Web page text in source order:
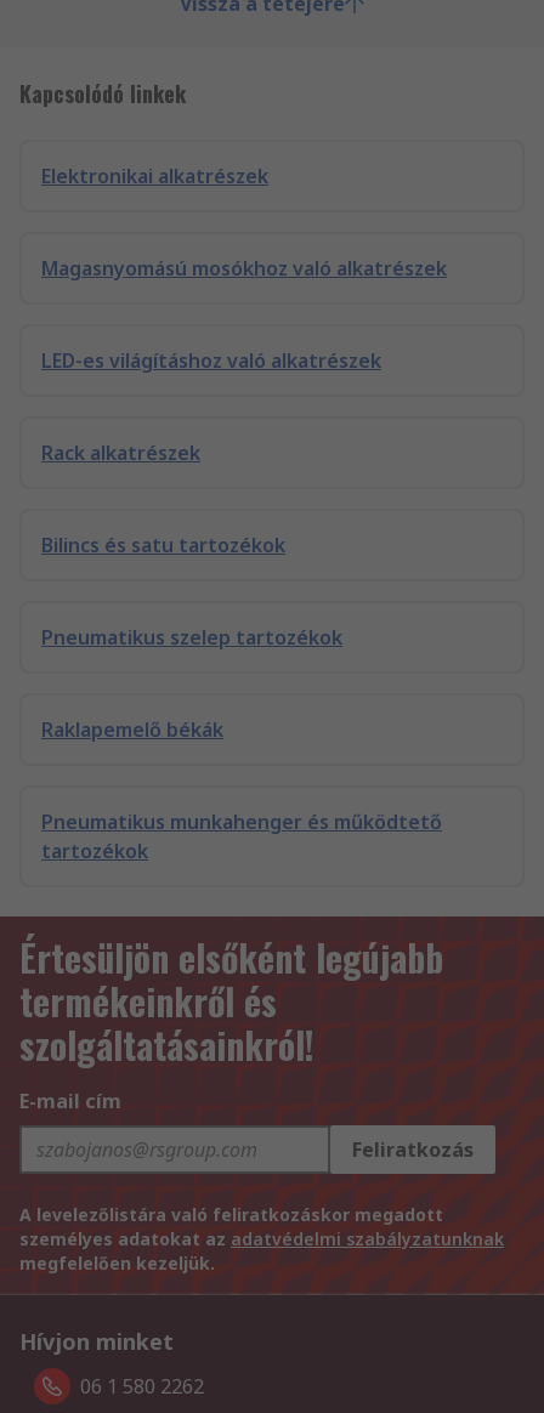
Kapcsolódó linkek
Elektronikai alkatrészek
Magasnyomású mosókhoz való alkatrészek
LED-es világításhoz való alkatrészek
Rack alkatrészek
Bilincs és satu tartozékok
Pneumatikus szelep tartozékok
Raklapemelő békák
Pneumatikus munkahenger és működtető
tartozékok
Értesüljön elsőként legújabb
termékeinkről és
szolgáltatásainkról!
E-mail cím
Feliratkozás
A levelezőlistára való feliratkozáskor megadott
személyes adatokat az adatvédelmi szabályzatunknak
megfelelően kezeljük.
Hívjon minket
06 1 580 2262